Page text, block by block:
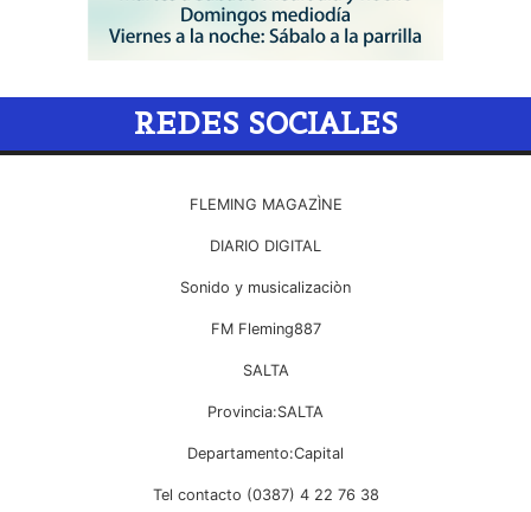
REDES SOCIALES
FLEMING MAGAZÌNE
DIARIO DIGITAL
Sonido y musicalizaciòn
FM Fleming887
SALTA
Provincia:SALTA
Departamento:Capital
Tel contacto (0387) 4 22 76 38